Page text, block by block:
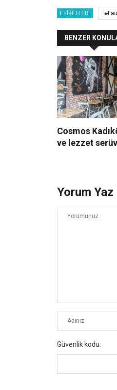
ETIKETLER:
BENZER
Cosmos
ve lezzet
Yorum Yaz
Güvenlik kodu: